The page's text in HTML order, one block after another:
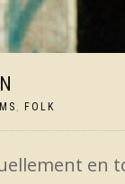
, FOLK
en